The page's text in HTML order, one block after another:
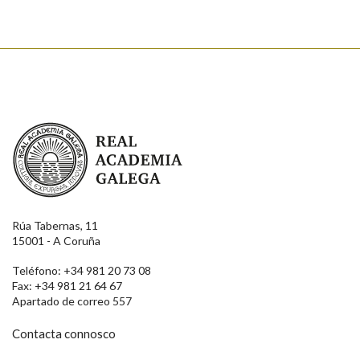
Real Academia Galega
Rúa Tabernas, 11
15001 - A Coruña
Teléfono: +34 981 20 73 08
Fax: +34 981 21 64 67
Apartado de correo 557
Contacta connosco